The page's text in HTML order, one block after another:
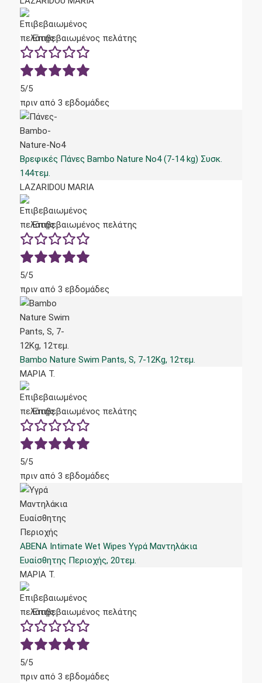
Επιβεβαιωμένος πελάτης
5/5
πριν από 3 εβδομάδες
Βρεφικές Πάνες Bambo Nature No4 (7-14 kg) Συσκ.
144τεμ.
LAZARIDOU MARIA
Επιβεβαιωμένος πελάτης
5/5
πριν από 3 εβδομάδες
Bambo Nature Swim Pants, S, 7-12Kg, 12τεμ.
ΜΑΡΙΑ Τ.
Επιβεβαιωμένος πελάτης
5/5
πριν από 3 εβδομάδες
ABENA Intimate Wet Wipes Υγρά Μαντηλάκια
Ευαίσθητης Περιοχής, 20τεμ.
ΜΑΡΙΑ Τ.
Επιβεβαιωμένος πελάτης
5/5
πριν από 3 εβδομάδες